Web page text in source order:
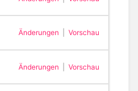
Änderungen Vorschau
Änderungen Vorschau